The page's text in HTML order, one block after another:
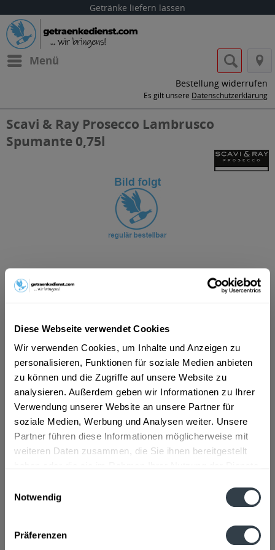
Diese Webseite verwendet Cookies
Wir verwenden Cookies, um Inhalte und Anzeigen zu
personalisieren, Funktionen für soziale Medien anbieten
zu können und die Zugriffe auf unsere Website zu
analysieren. Außerdem geben wir Informationen zu Ihrer
Verwendung unserer Website an unsere Partner für
soziale Medien, Werbung und Analysen weiter. Unsere
Partner führen diese Informationen möglicherweise mit
weiteren Daten zusammen, die Sie ihnen bereitgestellt
Notwendig
Präferenzen
Getränke liefern lassen
Menü
Bestellung widerrufen
Es gilt unsere Datenschutzerklärung
Scavi & Ray Prosecco Lambrusco
Spumante 0,75l
ab 9,89 € *
Inhalt:0.75 Liter (13,19 € * / 1 Liter)
inkl. MwSt.ggf. zzgl. Erschwerniszuschlag
Vorrätig
In den Warenkorb
Artikel-Nr.:
32661
Verfügbar in:
Enthält SULFITE